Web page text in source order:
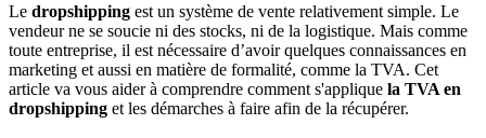
Le dropshipping est un système de vente relativement simple. Le
vendeur ne se soucie ni des stocks, ni de la logistique. Mais comme
toute entreprise, il est nécessaire d’avoir quelques connaissances en
marketing et aussi en matière de formalité, comme la TVA. Cet
article va vous aider à comprendre comment s'applique la TVA en
dropshipping et les démarches à faire afin de la récupérer.